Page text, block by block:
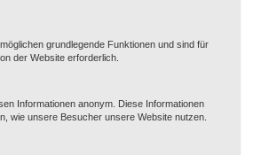
grundlegende Funktionen und sind für
der Website erforderlich.
Informationen anonym. Diese Informationen
wie unsere Besucher unsere Website nutzen.
ZÜND
uns weiterhin in besten
zuverlässigen Aftersales-
Reparaturen und